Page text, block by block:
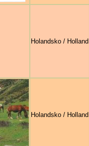
Holandsko / Holland
Holandsko / Holland